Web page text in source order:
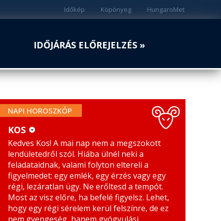
HungaroMet
Köpönyeg
Időkép
IDŐJÁRÁS ELŐREJELZÉS »
NAPI HOROSZKÓP
KOS
BIKA
IKREK
RÁK
MÉRLEG
SKORPIÓ
NYILAS
BAK
KOS
Kedves Kos! A mai nap nem a megszokott
lendületedről szól. Hiába ülnél neki a
feladataidnak, valami folyton eltereli a
figyelmedet: egy emlék, egy érzés vagy egy
régi, lezáratlan ügy. Ne erőltesd a tempót.
Most az visz előre, ha befelé figyelsz. Lehet,
hogy egy régi sérelem kerül felszínre, de ez